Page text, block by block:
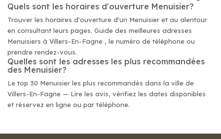
Quels sont les horaires d'ouverture Menuisier?
Trouver les horaires d'ouverture d'un Menuisier et au alentour
en consultant leurs pages. Guide des meilleures adresses
Menuisiers à Villers-En-Fagne , le numéro de téléphone ou
prendre rendez-vous.
Quelles sont les adresses les plus recommandées
des Menuisier?
Le top 30 Menuisier les plus recommandés dans la ville de
Villers-En-Fagne — Lire les avis, vérifiez les dates disponibles
et réservez en ligne ou par téléphone.